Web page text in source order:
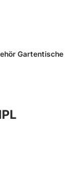
Gartentische